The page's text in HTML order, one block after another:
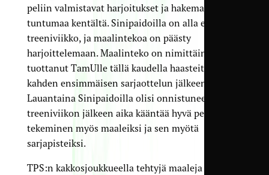
peliin valmistavat harjoitukset ja hakemaan
tuntumaa kentältä. Sinipaidoilla on alla ehjä
treeniviikko, ja maalintekoa on päästy
harjoittelemaan. Maalinteko on nimittäin
tuottanut TamUlle tällä kaudella haasteita
kahden ensimmäisen sarjaottelun jälkeen.
Lauantaina Sinipaidoilla olisi onnistuneen
treeniviikon jälkeen aika kääntää hyvä pelillinen
tekeminen myös maaleiksi ja sen myötä
sarjapisteiksi.
TPS:n kakkosjoukkueella tehtyjä maaleja on